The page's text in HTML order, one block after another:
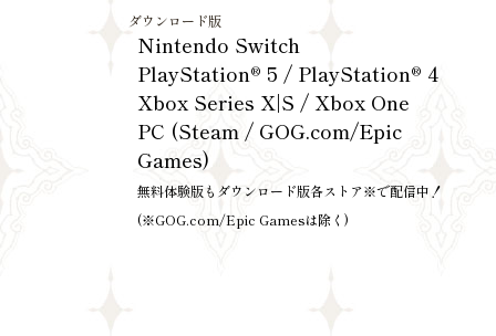
ダウンロード版
Nintendo Switch
PlayStation® 5 / PlayStation® 4
Xbox Series X|S / Xbox One
PC (Steam / GOG.com/Epic
Games)
無料体験版もダウンロード版各ストア※で配信中！
(※GOG.com/Epic Gamesは除く)